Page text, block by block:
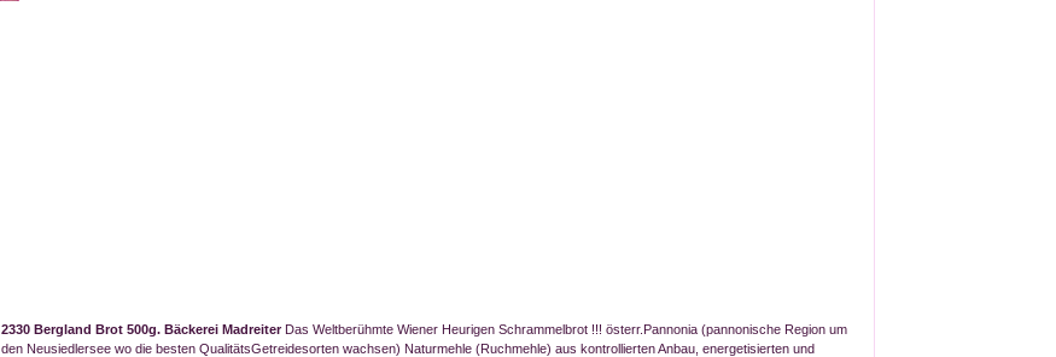
2330 Bergland Brot 500g. Bäckerei MadreiterDas Weltberühmte Wiener Heurigen Schrammelbrot !!! österr.Pannonia (pannonische Region um
den Neusiedlersee wo die besten QualitätsGetreidesorten wachsen) Naturmehle (Ruchmehle) aus kontrollierten Anbau, energetisierten und